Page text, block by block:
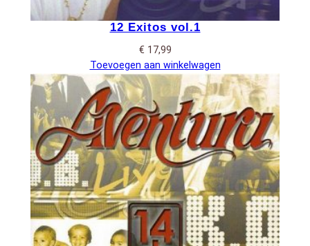
12 Exitos vol.1
€ 17,99
Toevoegen aan winkelwagen